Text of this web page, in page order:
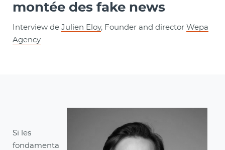
montée des fake news
Interview de Julien Eloy, Founder and director Wepa
Agency
Si les
fondamenta